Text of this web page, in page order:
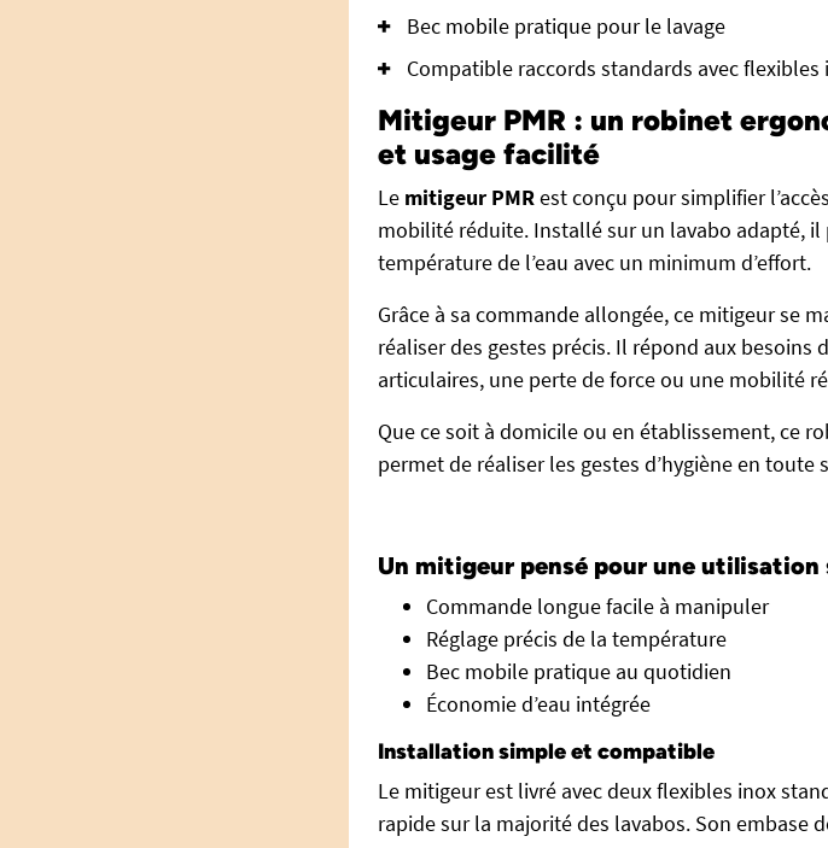
Bec mobile pratique pour le lavage
Compatible raccords standards avec flexibles
Mitigeur PMR : un robinet
et usage facilité
Le mitigeur PMRest conçu pour simplifier
mobilité réduite. Installé sur un lavabo adapté,
température de l’eau avec un minimum d’effort.
Grâce à sa commande allongée, ce mitigeur se
réaliser des gestes précis. Il répond aux
articulaires, une perte de force ou une mobilité
Que ce soit à domicile ou en établissement, ce
permet de réaliser les gestes d’hygiène en toute
Un mitigeur pensé pour une utilisation
Commande longue facile à manipuler
Réglage précis de la température
Bec mobile pratique au quotidien
Économie d’eau intégrée
Installation simple et compatible
Le mitigeur est livré avec deux flexibles inox
rapide sur la majorité des lavabos. Son embase